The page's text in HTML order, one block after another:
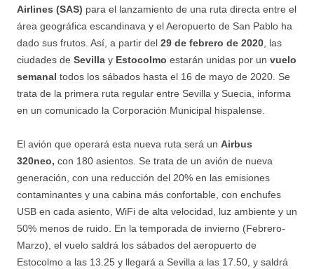
Airlines (SAS) para el lanzamiento de una ruta directa entre el
área geográfica escandinava y el Aeropuerto de San Pablo ha
dado sus frutos. Así, a partir del 29 de febrero de 2020, las
ciudades de Sevilla y Estocolmo estarán unidas por un vuelo
semanal todos los sábados hasta el 16 de mayo de 2020. Se
trata de la primera ruta regular entre Sevilla y Suecia, informa
en un comunicado la Corporación Municipal hispalense.
El avión que operará esta nueva ruta será un Airbus
320neo, con 180 asientos. Se trata de un avión de nueva
generación, con una reducción del 20% en las emisiones
contaminantes y una cabina más confortable, con enchufes
USB en cada asiento, WiFi de alta velocidad, luz ambiente y un
50% menos de ruido. En la temporada de invierno (Febrero-
Marzo), el vuelo saldrá los sábados del aeropuerto de
Estocolmo a las 13.25 y llegará a Sevilla a las 17.50, y saldrá